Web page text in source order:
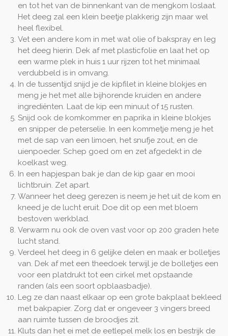
en tot het van de binnenkant van de mengkom loslaat.
Het deeg zal een klein beetje plakkerig zijn maar wel
heel flexibel.
Vet een andere kom in met wat olie of bakspray en leg
het deeg hierin. Dek af met plasticfolie en laat het op
een warme plek in huis 1 uur rijzen tot het minimaal
verdubbeld is in omvang.
In de tussentijd snijd je de kipfilet in kleine blokjes en
meng je het met alle bijhorende kruiden en andere
ingrediënten. Laat de kip een minuut of 15 rusten.
Snijd ook de komkommer en paprika in kleine blokjes
en snipper de peterselie. In een kommetje meng je het
met de sap van een limoen, het snufje zout, en de
uienpoeder. Schep goed om en zet afgedekt in de
koelkast weg.
In een hapjespan bak je dan de kip gaar en mooi
lichtbruin. Zet apart.
Wanneer het deeg gerezen is neem je het uit de kom en
kneed je de lucht eruit. Doe dit op een met bloem
bestoven werkblad.
Verwarm nu ook de oven vast voor op 200 graden hete
lucht stand.
Verdeel het deeg in 6 gelijke delen en maak er bolletjes
van. Dek af met een theedoek terwijl je de bolletjes een
voor een platdrukt tot een cirkel met opstaande
randen (als een soort opblaasbadje).
Leg ze dan naast elkaar op een grote bakplaat bekleed
met bakpapier. Zorg dat er ongeveer 3 vingers breed
aan ruimte tussen de broodjes zit.
Kluts dan het ei met de eetlepel melk los en bestrijk de